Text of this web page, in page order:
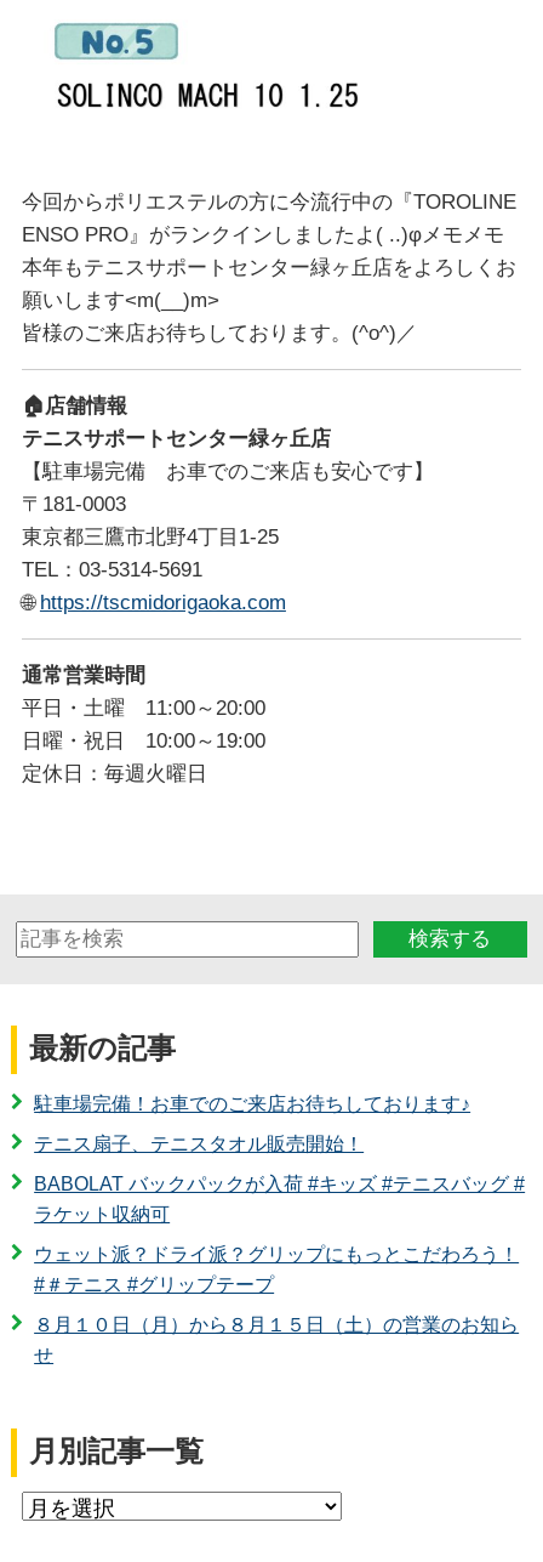
今回からポリエステルの方に今流行中の『TOROLINE
ENSO PRO』がランクインしましたよ( ..)φメモメモ
本年もテニスサポートセンター緑ヶ丘店をよろしくお
願いします<m(__)m>
皆様のご来店お待ちしております。(^o^)／
🏠店舗情報
テニスサポートセンター緑ヶ丘店
【駐車場完備 お車でのご来店も安心です】
〒181-0003
東京都三鷹市北野4丁目1-25
TEL：03-5314-5691
🌐 https://tscmidorigaoka.com
通常営業時間
平日・土曜 11:00～20:00
日曜・祝日 10:00～19:00
定休日：毎週火曜日
検索する
最新の記事
駐車場完備！お車でのご来店お待ちしております♪
テニス扇子、テニスタオル販売開始！
BABOLAT バックパックが入荷 #キッズ #テニスバッグ #
ラケット収納可
ウェット派？ドライ派？グリップにもっとこだわろう！
#＃テニス #グリップテープ
８月１０日（月）から８月１５日（土）の営業のお知ら
せ
月別記事一覧